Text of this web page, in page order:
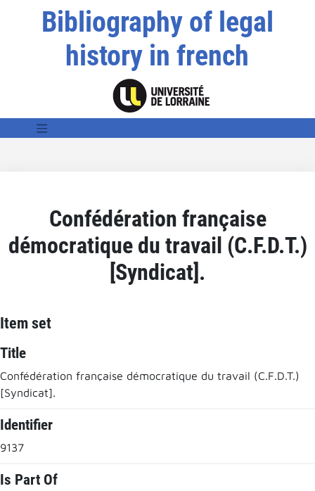
Bibliography of legal
history in french
Confédération française
démocratique du travail (C.F.D.T.)
[Syndicat].
Item set
Title
Confédération française démocratique du travail (C.F.D.T.)
[Syndicat].
Identifier
9137
Is Part Of